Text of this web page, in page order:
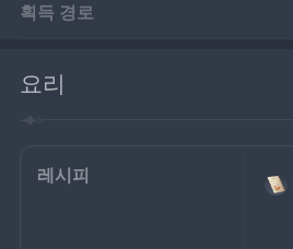
획득 경로
요리
레시피